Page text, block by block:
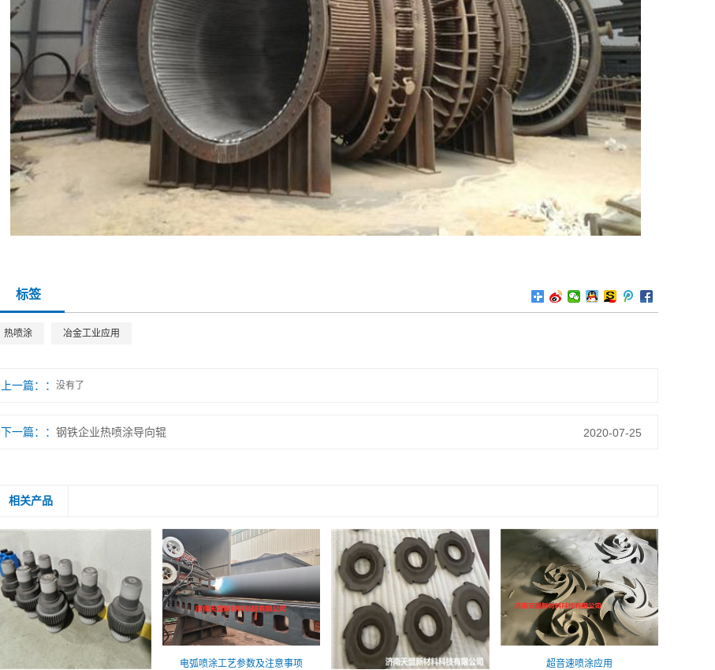
标签
热喷涂 冶金工业应用
上一篇： 没有了
下一篇： 钢铁企业热喷涂导向辊 2020-07-25
相关产品
电弧喷涂工艺参数及注意事项 超音速喷涂应用